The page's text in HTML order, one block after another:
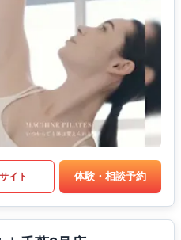
イト 体験・相談予約